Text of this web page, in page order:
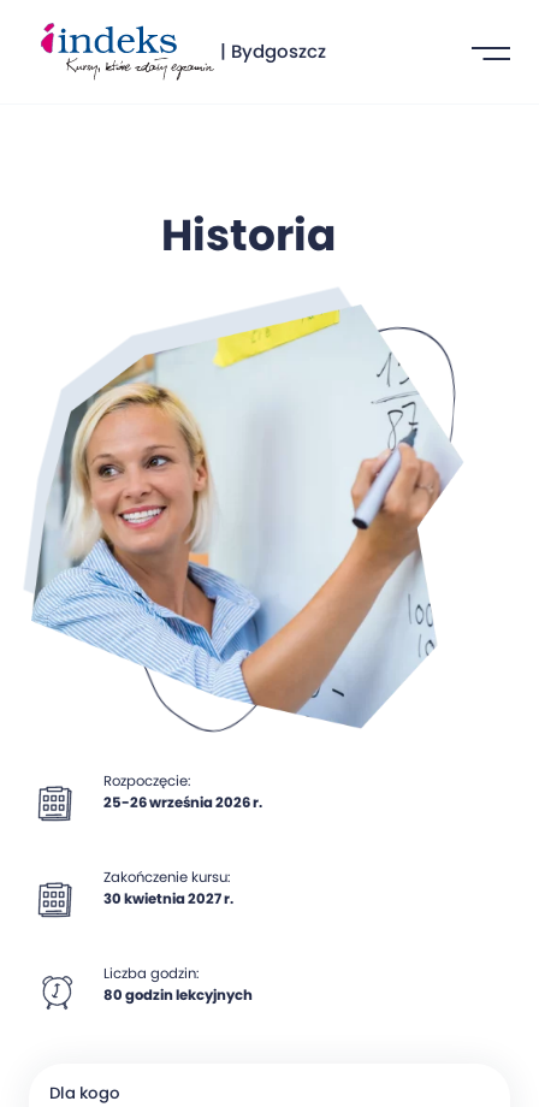
| Bydgoszcz
Historia
Rozpoczęcie:
25-26 września 2026 r.
Zakończenie kursu:
30 kwietnia 2027 r.
Liczba godzin:
80 godzin lekcyjnych
Dla kogo